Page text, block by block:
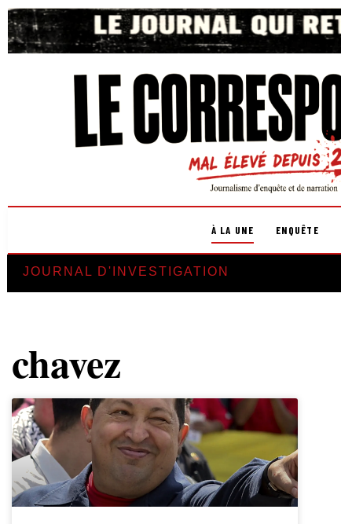
À LA UNE ENQUÊTE
JOURNAL D'INVESTIGATION
chavez